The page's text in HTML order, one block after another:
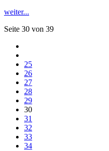
weiter...
Seite 30 von 39
25
26
27
28
29
30
31
32
33
34